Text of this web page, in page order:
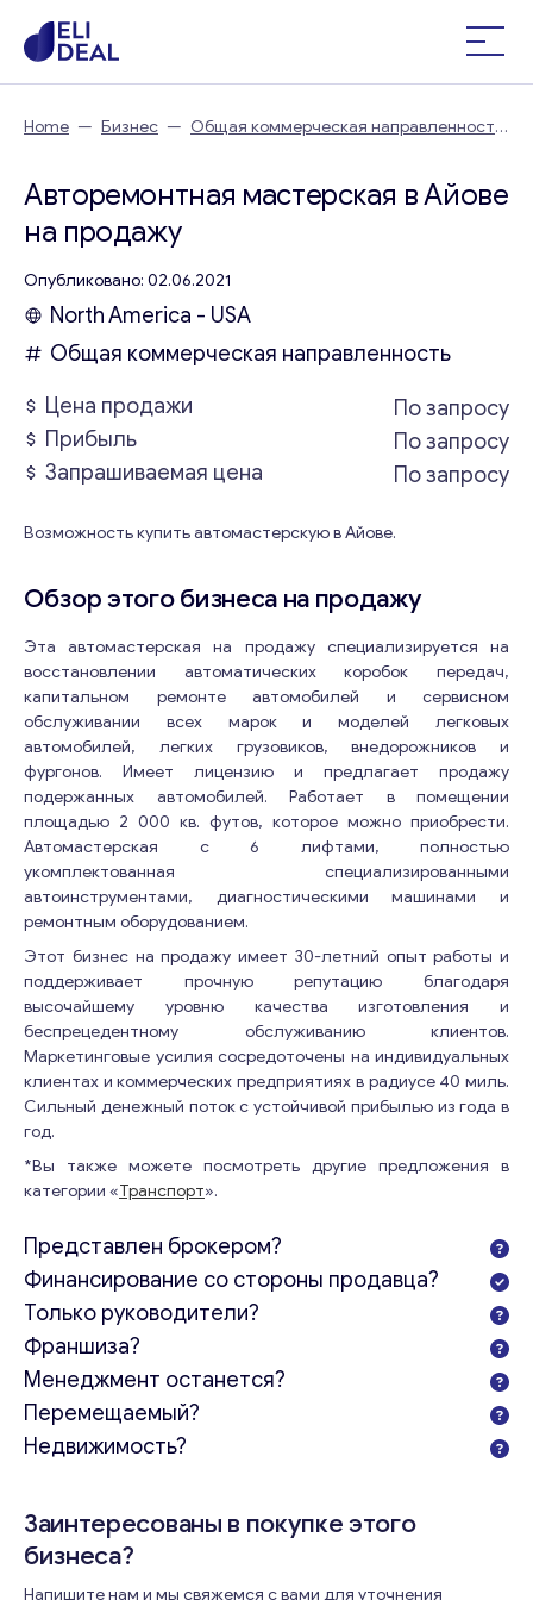
Home — Бизнес — Общая коммерческая направленность
Авторемонтная мастерская в Айове
на продажу
Опубликовано: 02.06.2021
North America - USA
Общая коммерческая направленность
Цена продажи
По запросу
Прибыль
По запросу
Запрашиваемая цена
По запросу
Возможность купить автомастерскую в Айове.
Обзор этого бизнеса на продажу
Эта автомастерская на продажу специализируется на
восстановлении автоматических коробок передач,
капитальном ремонте автомобилей и сервисном
обслуживании всех марок и моделей легковых
автомобилей, легких грузовиков, внедорожников и
фургонов. Имеет лицензию и предлагает продажу
подержанных автомобилей. Работает в помещении
площадью 2 000 кв. футов, которое можно приобрести.
Автомастерская с 6 лифтами, полностью
укомплектованная специализированными
автоинструментами, диагностическими машинами и
ремонтным оборудованием.
Этот бизнес на продажу имеет 30-летний опыт работы и
поддерживает прочную репутацию благодаря
высочайшему уровню качества изготовления и
беспрецедентному обслуживанию клиентов.
Маркетинговые усилия сосредоточены на индивидуальных
клиентах и коммерческих предприятиях в радиусе 40 миль.
Сильный денежный поток с устойчивой прибылью из года в
год.
*Вы также можете посмотреть другие предложения в
категории «Транспорт».
Представлен брокером?
Финансирование со стороны продавца?
Только руководители?
Франшиза?
Менеджмент останется?
Перемещаемый?
Недвижимость?
Заинтересованы в покупке этого
бизнеса?
Напишите нам и мы свяжемся с вами для уточнения